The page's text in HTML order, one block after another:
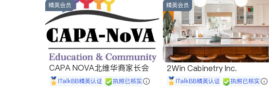
精英会员
CAPA NOVA北维华裔家长会
iTalkBB精英认证 执照已核实
精英会员
2Win Cabinetry Inc.
iTalkBB精英认证 执照已核实